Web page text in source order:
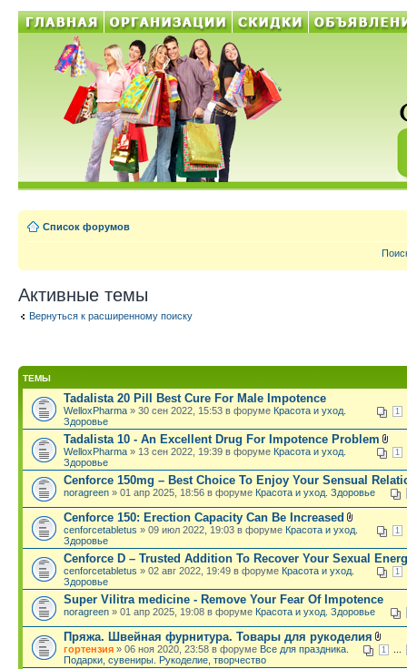
Список форумов
Активные темы
Вернуться к расширенному поиску
ТЕМЫ
Tadalista 20 Pill Best Cure For Male Impotence
1
WelloxPharma » 30 сен 2022, 15:53 в форуме Красота и уход.
Здоровье
Tadalista 10 - An Excellent Drug For Impotence Problem
1
WelloxPharma » 13 сен 2022, 19:39 в форуме Красота и уход.
Здоровье
Cenforce 150mg – Best Choice To Enjoy Your Sensual
noragreen » 01 апр 2025, 18:56 в форуме Красота и уход. Здоровье
Cenforce 150: Erection Capacity Can Be Increased
1
cenforcetabletus » 09 июл 2022, 19:03 в форуме Красота и уход.
Здоровье
Cenforce D – Trusted Addition To Recover Your Sexual
1
cenforcetabletus » 02 авг 2022, 19:49 в форуме Красота и уход.
Здоровье
Super Vilitra medicine - Remove Your Fear Of Impotence
noragreen » 01 апр 2025, 19:08 в форуме Красота и уход. Здоровье
Пряжа. Швейная фурнитура. Товары для рукоделия
1
гортензия » 06 ноя 2020, 23:58 в форуме Все для праздника.
Подарки, сувениры. Рукоделие, творчество